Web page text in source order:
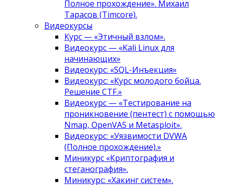
Полное прохождение». Михаил
Тарасов (Timcore).
Видеокурсы
Курс — «Этичный взлом».
Видеокурс — «Kali Linux для
начинающих»
Видеокурс: «SQL-Инъекция»
Видеокурс: «Курс молодого бойца.
Решение CTF.»
Видеокурс — «Тестирование на
проникновение (пентест) с помощью
Nmap, OpenVAS и Metasploit».
Видеокурс: «Уязвимости DVWA
(Полное прохождение).»
Миникурс «Криптография и
стеганография».
Миникурс: «Хакинг систем».